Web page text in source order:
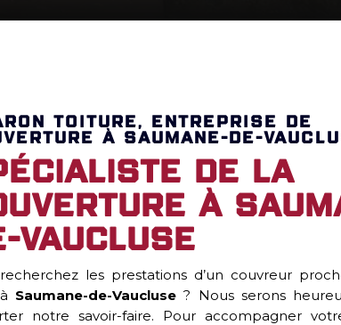
TOITURE, ENTREPRISE DE
À SAUMANE-DE-
de la
à
Vaucluse
les prestations d’un couvreur
Saumane-de-Vaucluse ? Nous serons
notre savoir-faire. Pour accompagner